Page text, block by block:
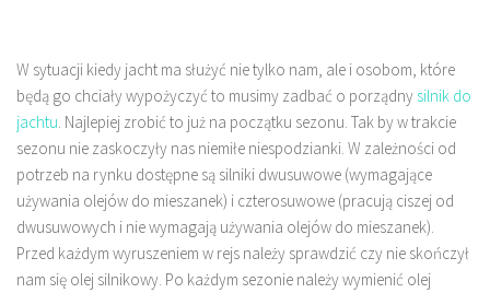
W sytuacji kiedy jacht ma służyć nie tylko nam, ale i osobom, które
będą go chciały wypożyczyć to musimy zadbać o porządny silnik do
jachtu . Najlepiej zrobić to już na początku sezonu. Tak by w trakcie
sezonu nie zaskoczyły nas niemiłe niespodzianki. W zależności od
potrzeb na rynku dostępne są silniki dwusuwowe (wymagające
używania olejów do mieszanek) i czterosuwowe (pracują ciszej od
dwusuwowych i nie wymagają używania olejów do mieszanek).
Przed każdym wyruszeniem w rejs należy sprawdzić czy nie skończył
nam się olej silnikowy. Po każdym sezonie należy wymienić olej